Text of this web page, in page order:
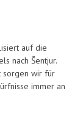
auf die
nach Šentjur.
sorgen wir für
immer an